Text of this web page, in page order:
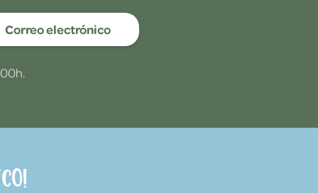
Correo electrónico